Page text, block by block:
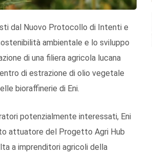
dal Nuovo Protocollo di Intenti e
ambientale e lo sviluppo
di una filiera agricola lucana
di estrazione di olio vegetale
bioraffinerie di Eni.
potenzialmente interessati, Eni
attuatore del Progetto Agri Hub
a imprenditori agricoli della